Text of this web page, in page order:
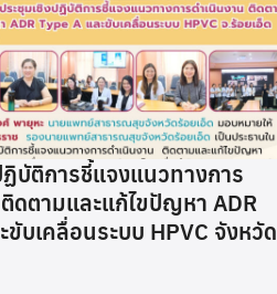
ฏิบัติการชี้แจงแนวทางการ
ดตามและแก้ไขปัญหา ADR
ขับเคลื่อนระบบ HPVC จังหวัด